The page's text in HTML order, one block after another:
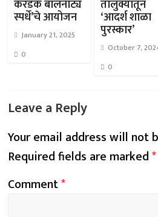
करंडक बालनाट्य
स्पर्धे’चे आयोजन
January 21, 2025
0
तालुक्यातून
‘आदर्श शाळा
पुरस्कार’
October 7,
0
Leave a Reply
Your email address will not
Required fields are marked*
Comment*